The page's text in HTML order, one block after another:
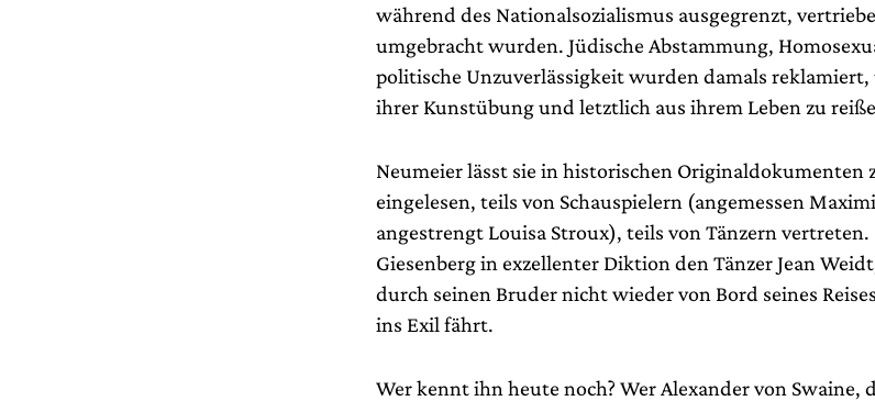
während des Nationalsozialismus ausgegrenzt,
umgebracht wurden. Jüdische Abstammung,
politische Unzuverlässigkeit wurden damals reklamiert,
ihrer Kunstübung und letztlich aus ihrem Leben zu
Neumeier lässt sie in historischen Originaldokumenten
eingelesen, teils von Schauspielern (angemessen
angestrengt Louisa Stroux), teils von Tänzern vertreten.
Giesenberg in exzellenter Diktion den Tänzer Jean
durch seinen Bruder nicht wieder von Bord seines
ins Exil fährt.
Wer kennt ihn heute noch? Wer Alexander von Swaine,